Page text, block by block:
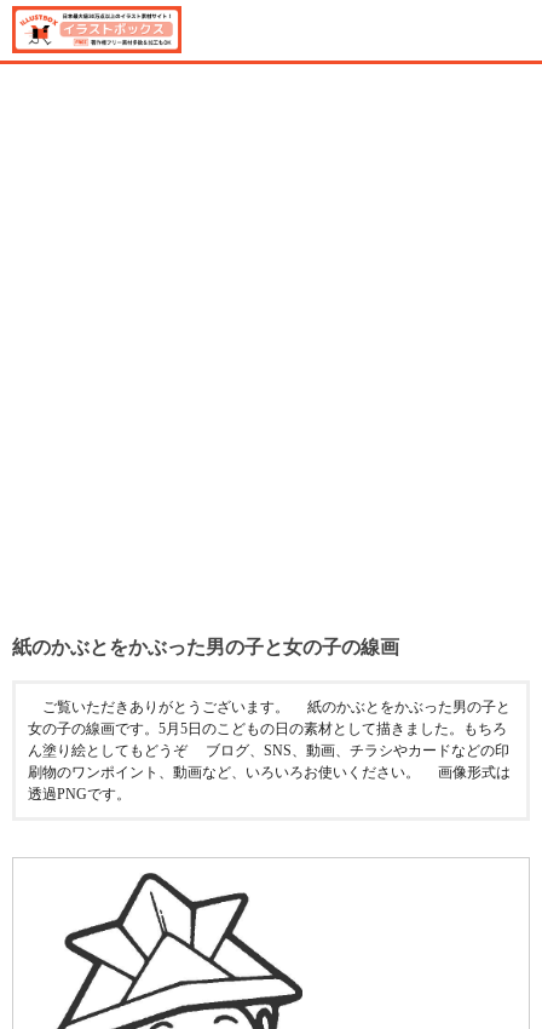
紙のかぶとをかぶった男の子と女の子の線画
ご覧いただきありがとうございます。 紙のかぶとをかぶった男の子と
女の子の線画です。5月5日のこどもの日の素材として描きました。もちろ
ん塗り絵としてもどうぞ ブログ、SNS、動画、チラシやカードなどの印
刷物のワンポイント、動画など、いろいろお使いください。 画像形式は
透過PNGです。